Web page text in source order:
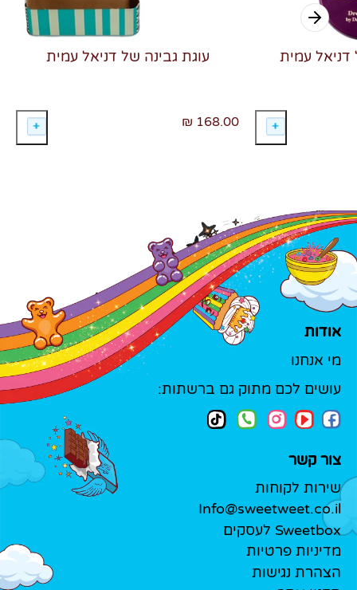
עוגת גבינה של דניאל עמית
168.00 ₪
דניאל עמית
אודות
מי אנחנו
עושים לכם מתוק גם ברשתות:
צור קשר
שירות לקוחות
Info@sweetweet.co.il
Sweetbox לעסקים
מדיניות פרטיות
הצהרת נגישות